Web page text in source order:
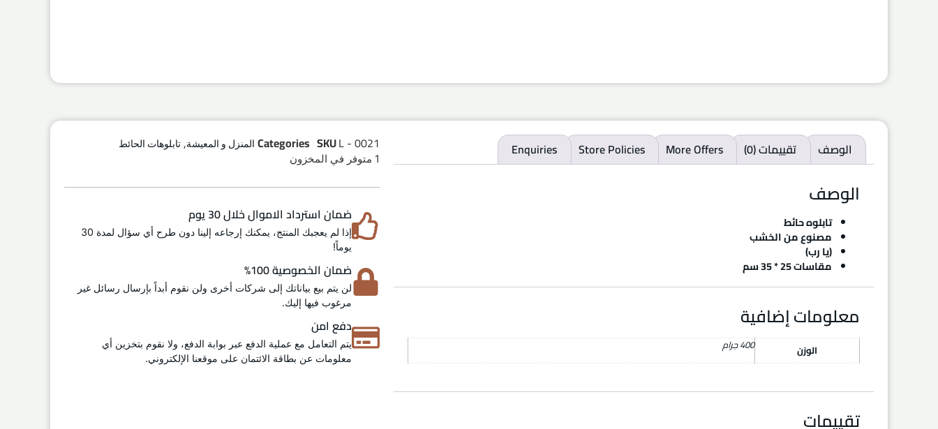
الوصف تقييمات (0) More Offers
Store Policies
Enquiries
الوصف
تابلوه حائط
مصنوع من الخشب
(يا رب)
مقاسات 25 * 35 سم
معلومات إضافية
الوزن 400 جرام
تقييمات
SKUL - 0021
Categories المنزل و المعيشة, تابلوهات الحائط
1 متوفر في المخزون
ضمان استرداد الاموال خلال 30 يوم
إذا لم يعجبك المنتج، يمكنك إرجاعه إلينا دون طرح أي سؤال لمدة 30
يوماً!
ضمان الخصوصية 100%
لن يتم بيع بياناتك إلى شركات أخرى ولن نقوم أبداً بإرسال رسائل غير
مرغوب فيها إليك.
دفع امن
يتم التعامل مع عملية الدفع عبر بوابة الدفع، ولا نقوم بتخزين أي
معلومات عن بطاقة الائتمان على موقعنا الإلكتروني.